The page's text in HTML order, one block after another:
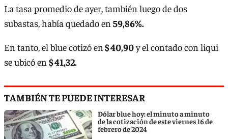
La tasa promedio de ayer, también luego de dos
subastas, había quedado en 59,86%.
En tanto, el blue cotizó en $ 40,90y el contado con liqui
se ubicó en $ 41,32.
TAMBIÉN TE PUEDE INTERESAR
Dólar blue hoy: el minuto a minuto
de la cotización de este viernes 16 de
febrero de 2024